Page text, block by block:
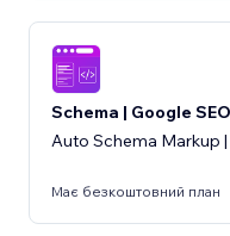
Schema | Google
Auto Schema Markup
Має безкоштовний план